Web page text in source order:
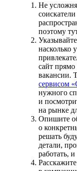
Не
поэтому
насколько
сайт прямо
вакансии.
сервисом
нужного
и
на рынке
Опишите
о
решать
детали,
работать,